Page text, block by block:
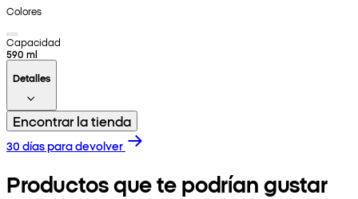
Colores
Capacidad
590 ml
Detalles
Encontrar la tienda
30 días para devolver
Productos que te podrían gustar